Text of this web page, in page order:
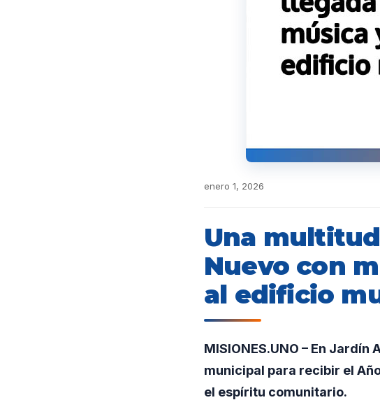
enero 1, 2026
Una
Nuevo con
al edificio
MISIONES.UNO – En
municipal para recibir el
el espíritu comunitario.